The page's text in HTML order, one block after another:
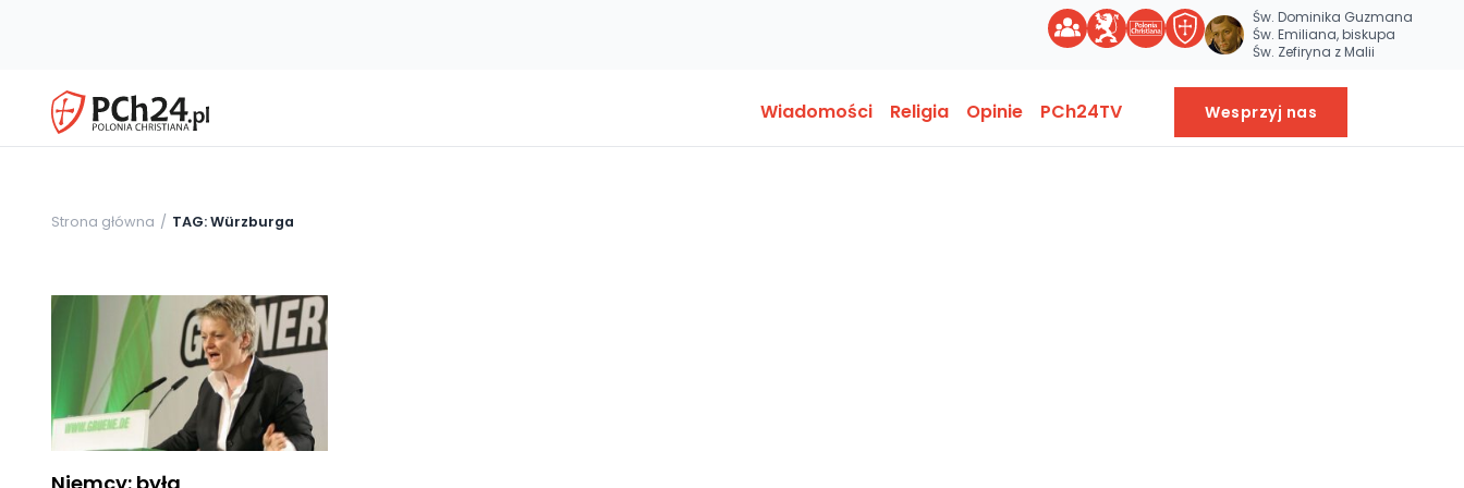
Św. Dominika Guzmana
Św. Emiliana, biskupa
Św. Zefiryna z Malii
Wiadomości Religia Opinie PCh24TV Wesprzyj nas
Strona główna TAG: Würzburga